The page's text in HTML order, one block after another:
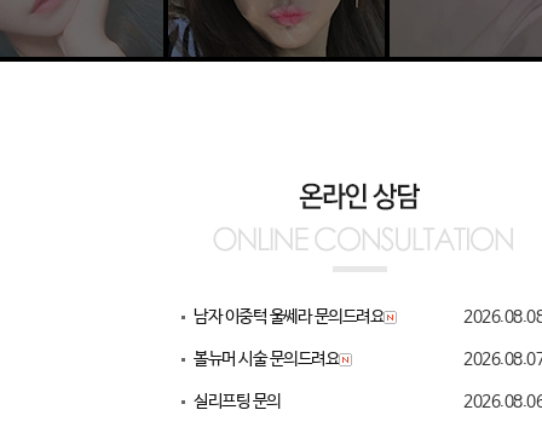
남자 이중턱 울쎄라 문의드려요
볼뉴머 시술 문의드려요
실리프팅 문의